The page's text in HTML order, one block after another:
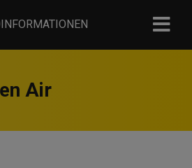
Air